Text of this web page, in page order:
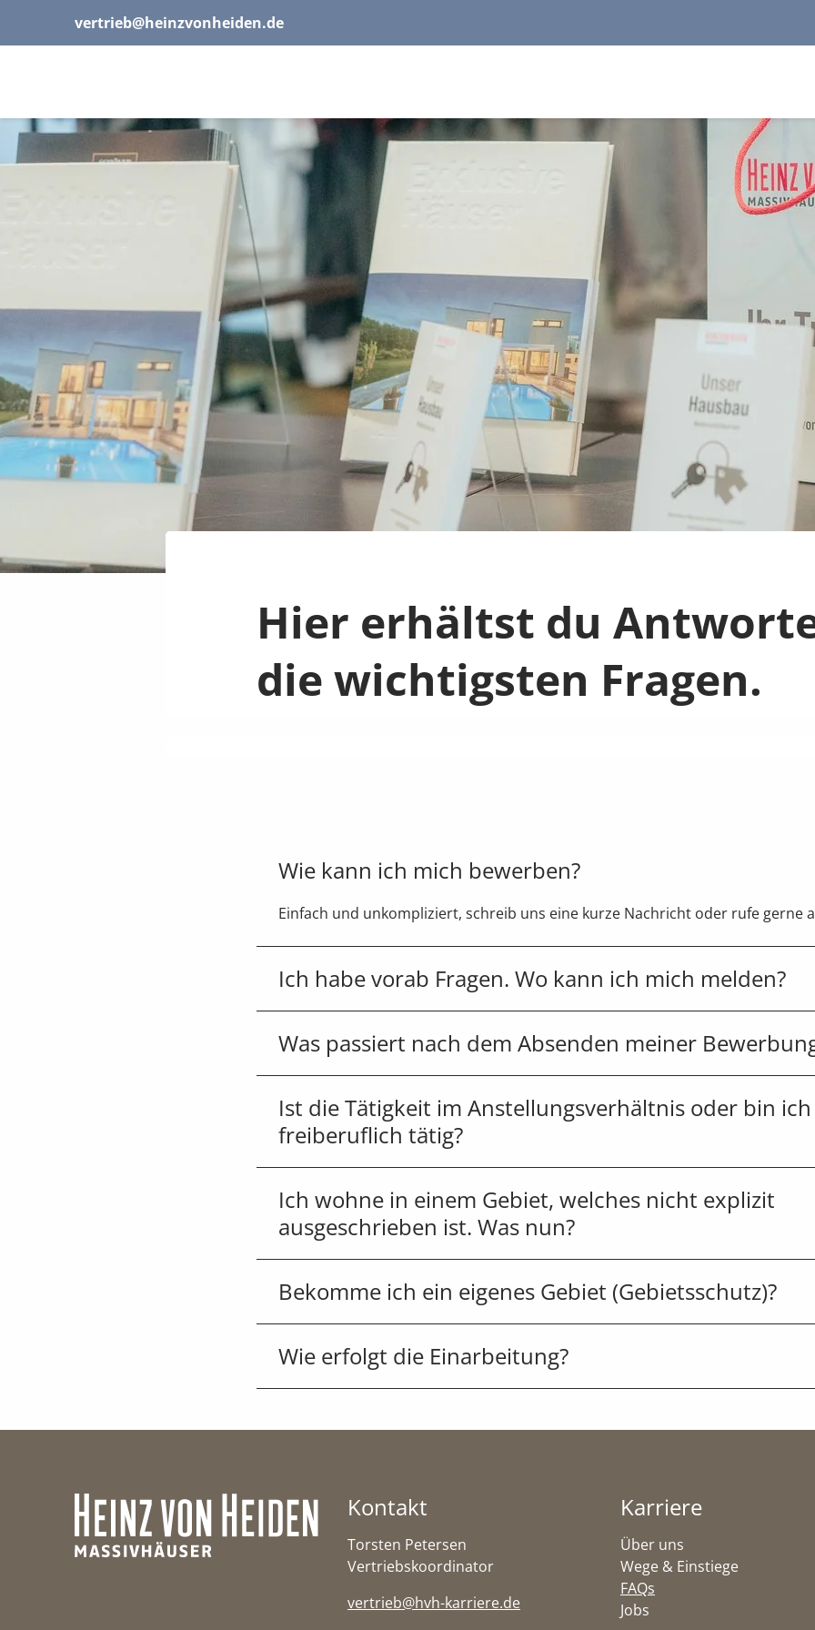
vertrieb@heinzvonheiden.de
Über uns
Wege & Einstiege
Hier erhältst du
die wichtigsten Fragen.
Wie kann ich mich bewerben?
Einfach und unkompliziert, schreib uns eine kurze Nachricht oder rufe gerne
Ich habe vorab Fragen. Wo kann ich mich melden?
Was passiert nach dem Absenden meiner
Ist die Tätigkeit im Anstellungsverhältnis oder bin ich
freiberuflich tätig?
Ich wohne in einem Gebiet, welches nicht explizit
ausgeschrieben ist. Was nun?
Bekomme ich ein eigenes Gebiet (Gebietsschutz)?
Wie erfolgt die Einarbeitung?
Kontakt
Torsten Petersen
Vertriebskoordinator
vertrieb@hvh-karriere.de
Karriere
Über uns
Wege & Einstiege
FAQs
Jobs